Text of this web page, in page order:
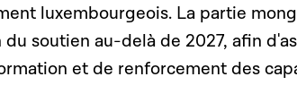
luxembourgeois. La partie
soutien au-delà de 2027, afin
et de renforcement des